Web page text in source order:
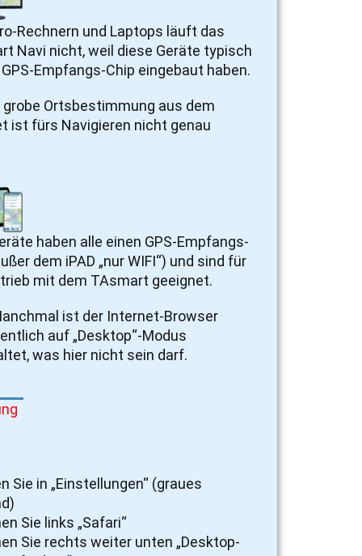
Rechnern und Laptops läuft das
Navi nicht, weil diese Geräte typisch
Empfangs-Chip eingebaut haben.
grobe Ortsbestimmung aus dem
ist fürs Navigieren nicht genau
haben alle einen GPS-Empfangs-
dem iPAD „nur WIFI“) und sind für
mit dem TAsmart geeignet.
ist der Internet-Browser
auf „Desktop“-Modus
was hier nicht sein darf.
Sie in „Einstellungen“ (graues
Sie links „Safari“
Sie rechts weiter unten „Desktop-